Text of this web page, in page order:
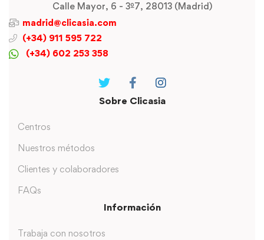
Calle Mayor, 6 - 3º7, 28013 (Madrid)
madrid@clicasia.com
(+34) 911 595 722
(+34) 602 253 358
Sobre Clicasia
Centros
Nuestros métodos
Clientes y colaboradores
FAQs
Información
Trabaja con nosotros